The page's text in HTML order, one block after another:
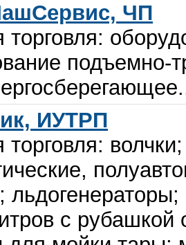
ЧП
торговля:
подъемно-
ИУТРП
торговля:
с